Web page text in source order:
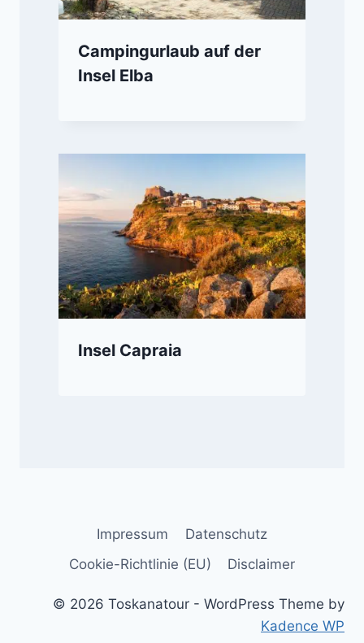
Campingurlaub auf der
Insel Elba
Insel Capraia
Impressum
Datenschutz
Cookie-Richtlinie (EU)
Disclaimer
© 2026 Toskanatour - WordPress Theme by
Kadence WP